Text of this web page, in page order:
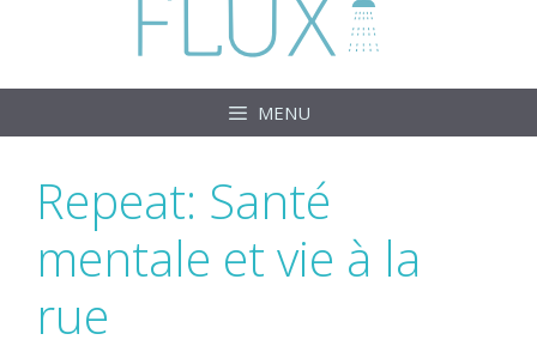
MENU
Repeat: Santé
mentale et vie à la
rue